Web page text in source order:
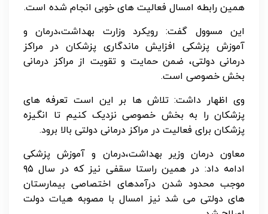
همین رابطه امسال فعالیت های خوبی انجام شده است.
این مسوول گفت: رویکرد وزارت بهداشت،درمان و
آموزش پزشکی افزایش ماندگاری پزشکان در مراکز
درمانی دولتی، ضمن حمایت و تقویت از مراکز درمانی
بخش خصوصی است.
وی اظهار داشت: تلاش ها بر این است تعرفه های
پزشکان را به بخش خصوصی نزدیک کنیم تا انگیزه
پزشکان برای فعالیت در مراکز درمانی دولتی بالا برود.
معاون درمان وزیر بهداشت،درمان و آموزش پزشکی
ادامه داد: در همین راستا سقفی نیز که در سال ۹۵
موجب محدود شدن درآمدهای اختصاصی بیمارستان
های دولتی می شد نیز امسال با مصوبه هیات دولت